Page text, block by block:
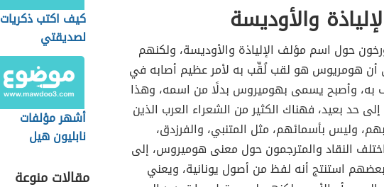
والأوديسة
حول اسم مؤلف الإلياذة والأوديسة، ولكنهم
أن هومريوس هو لقب لُقِّب به لأمر عظيم أصابه في
به، وأصبح يسمى بهوميروس بدلًا من اسمه، وهذا
حد بعيد، فهناك الكثير من الشعراء العرب الذين
وليس بأسمائهم، مثل المتنبي، والفرزدق،
النقاد والمترجمون حول معنى هوميروس، إلى
استنتج أنه لفظ من أصول يونانية، ويعني
كيف اكتب ذكريات
لصديقتي
أشهر مؤلفات
نابليون هيل
مقالات منوعة